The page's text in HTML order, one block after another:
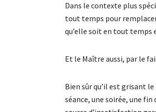
Dans le contexte plus
tout temps pour remplacer
qu’elle soit en tout temps
Et le Maître aussi, par le
Bien sûr qu’il est grisant
séance, une soirée, une